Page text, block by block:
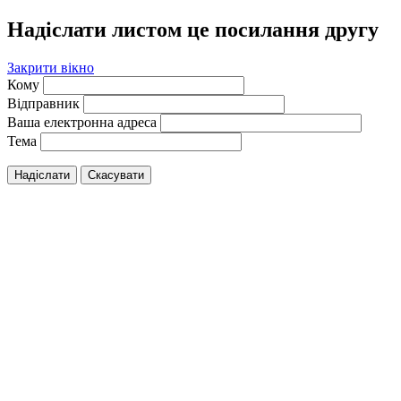
Надіслати листом це посилання другу
Закрити вікно
Кому
Відправник
Ваша електронна адреса
Тема
Надіслати Скасувати